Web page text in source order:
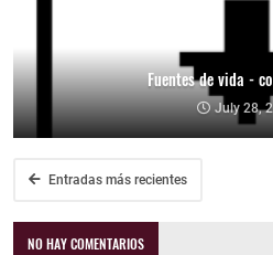
Fuentes de vida -
July 28,
Entradas más recientes
NO HAY COMENTARIOS